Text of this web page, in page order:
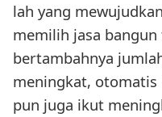
lah yang
memilih jasa
bertambahnya
meningkat,
pun juga ikut